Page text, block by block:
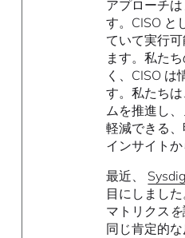
アプローチ
す。CISO と
ていて実行
ます。私た
く、CISO は
す。私たち
ムを推進し
軽減できる
インサイトか
最近、
目にしまし
マトリクス を
同じ肯定的